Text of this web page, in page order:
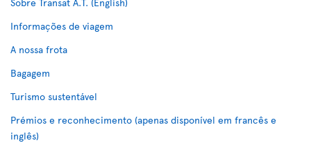
Informações de viagem
A nossa frota
Bagagem
Turismo sustentável
Prémios e reconhecimento (apenas disponível em francês e
inglês)